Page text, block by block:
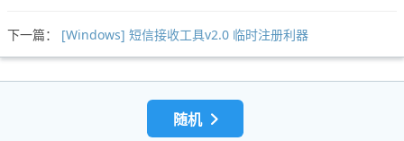
下一篇： [Windows] 短信接收工具v2.0 临时注册利器
随机